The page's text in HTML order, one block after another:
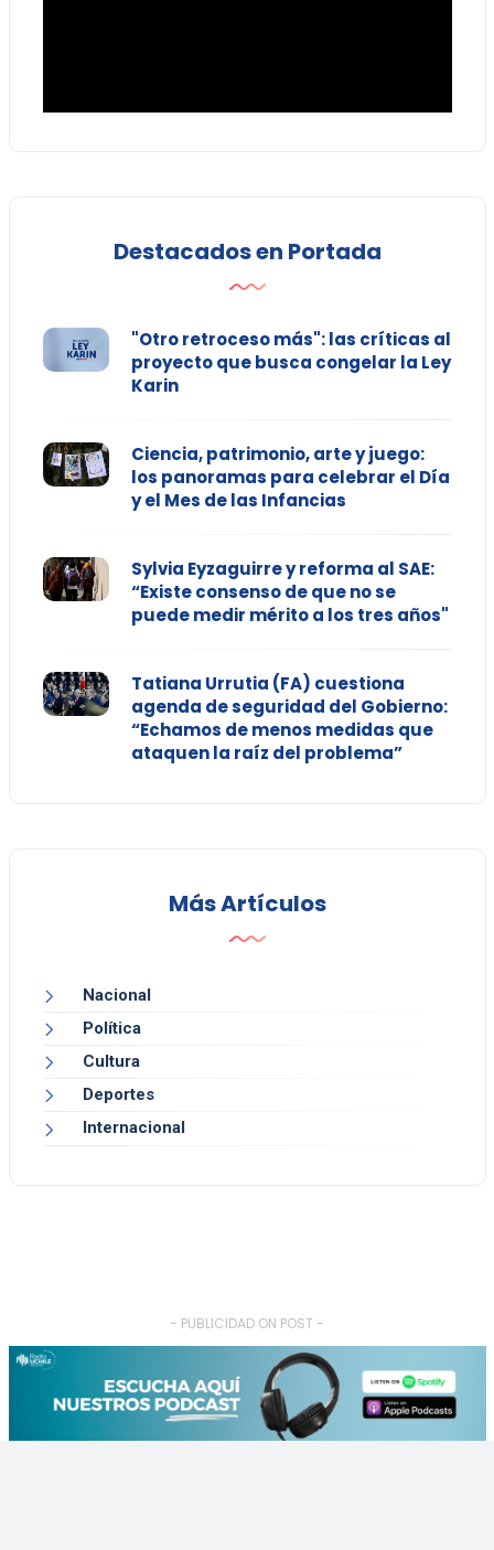
Destacados en Portada
"Otro retroceso más": las críticas al
proyecto que busca congelar la Ley
Karin
Ciencia, patrimonio, arte y juego:
los panoramas para celebrar el Día
y el Mes de las Infancias
Sylvia Eyzaguirre y reforma al SAE:
“Existe consenso de que no se
puede medir mérito a los tres años"
Tatiana Urrutia (FA) cuestiona
agenda de seguridad del Gobierno:
“Echamos de menos medidas que
ataquen la raíz del problema”
Más Artículos
Nacional
Política
Cultura
Deportes
Internacional
- PUBLICIDAD ON POST -